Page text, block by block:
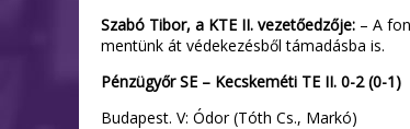
Szabó Tibor, a KTE II. vezetőedzője: – A
mentünk át védekezésből támadásba is.
Pénzügyőr SE – Kecskeméti TE II. 0-2 (0-1)
Budapest. V: Ódor (Tóth Cs., Markó)